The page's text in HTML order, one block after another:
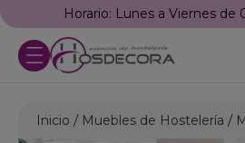
Llámanos: 976
Inicio Muebles de Hostelería